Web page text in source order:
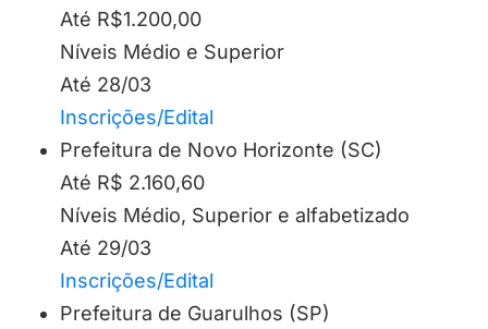
Até R$1.200,00
Níveis Médio e Superior
Até 28/03
Inscrições/Edital
Prefeitura de Novo Horizonte (SC)
Até R$ 2.160,60
Níveis Médio, Superior e alfabetizado
Até 29/03
Inscrições/Edital
Prefeitura de Guarulhos (SP)